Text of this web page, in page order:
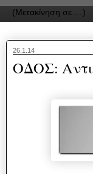
26.1.14
ΟΔΟΣ: